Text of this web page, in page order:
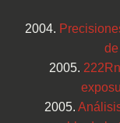
2004.
2005.
2005.